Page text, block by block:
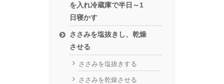
を入れ冷蔵庫で半日～1
日寝かす
ささみを塩抜きし、乾燥
させる
ささみを塩抜きする
ささみを乾燥させる